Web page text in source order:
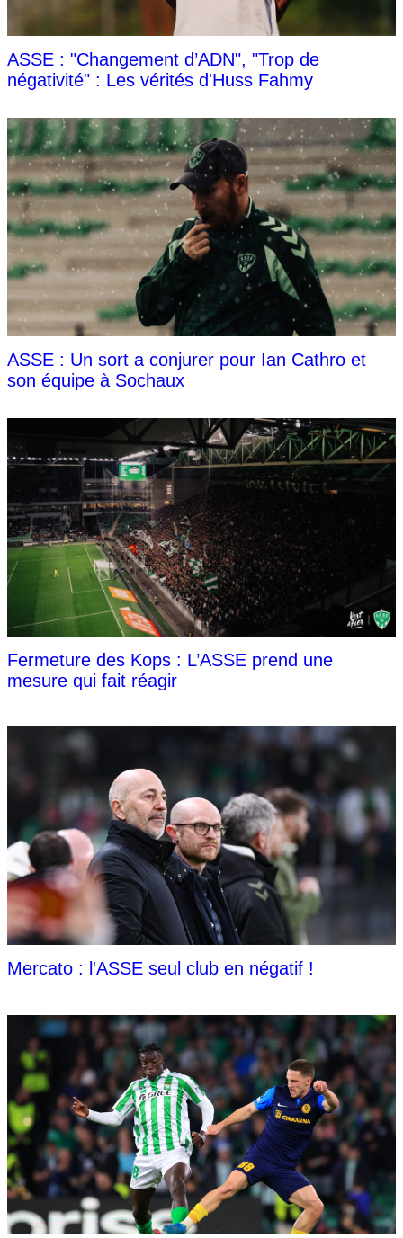
ASSE : "Changement d’ADN", "Trop de
négativité" : Les vérités d'Huss Fahmy
ASSE : Un sort a conjurer pour Ian Cathro et
son équipe à Sochaux
Fermeture des Kops : L’ASSE prend une
mesure qui fait réagir
Mercato : l'ASSE seul club en négatif !